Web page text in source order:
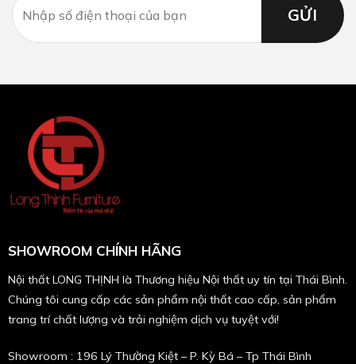
SHOWROOM CHÍNH HÃNG
Nội thất LONG THỊNH là Thương hiệu Nội thất uy tín tại Thái Bình.
Chúng tôi cung cấp các sản phẩm nội thất cao cấp, sản phẩm
trang trí chất lượng và trải nghiệm dịch vụ tuyệt với!
Showroom : 196 Lý Thường Kiệt – P. Kỳ Bá – Tp Thái Bình